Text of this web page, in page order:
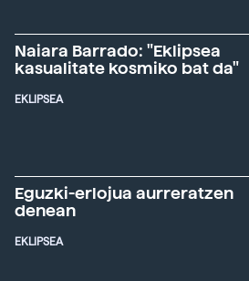
Naiara Barrado: "Eklipsea
kasualitate kosmiko bat da"
EKLIPSEA
Eguzki-erlojua aurreratzen
denean
EKLIPSEA